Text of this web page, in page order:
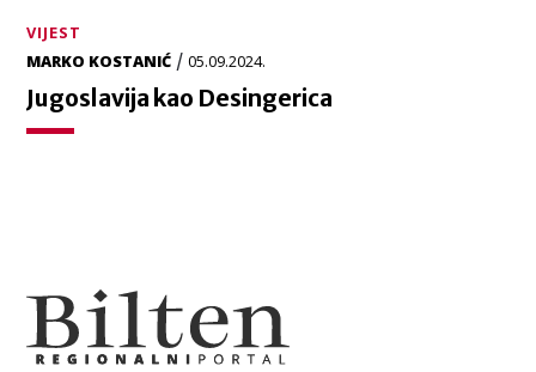
VIJEST
MARKO KOSTANIĆ /05.09.2024.
Jugoslavija kao Desingerica